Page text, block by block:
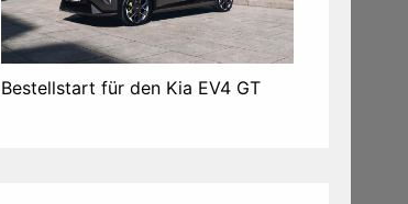
Bestellstart für den Kia EV4 GT